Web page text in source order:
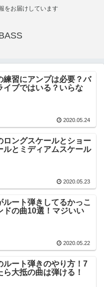
をお届けしています
練習にアンプは必要？バ
イブではいる？いらな
2020.05.24
ロングスケールとショー
ルとミディアムスケール
2020.05.23
ルート弾きしてるかっこ
ドの曲10選！マジいい
2020.05.22
ルート弾きのやり方！7
ら大抵の曲は弾ける！